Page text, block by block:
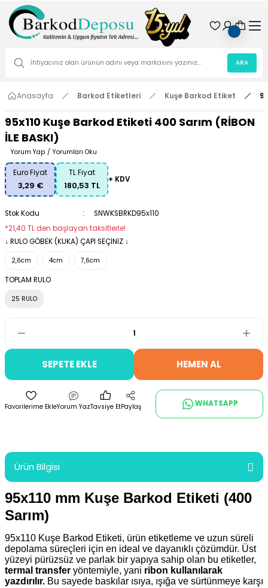
ARA
Anasayfa Barkod Etiketleri Kuşe Barkod Etiket
95x110 Kuşe Barkod Etiketi 400 Sarım (RİBON
İLE BASKI)
Yorum Yap / Yorumları Oku
Euro Fiyat
3,29 €
TL Fiyat
180,53 TL
+ KDV
Stok Kodu
SNWKSBRKD95x110
*21,40 TL den başlayan taksitlerle!
↓ RULO GÖBEK (KUKA) ÇAPI SEÇİNİZ ↓
2,6cm 4cm 7,6cm
TOPLAM RULO
25 RULO
SEPETE EKLE HEMEN AL
Yorum YazTavsiye EtPaylaş WHATSAPP
Ürün Bilgisi
95x110 mm Kuşe Barkod Etiketi (400
Sarım)
95x110 Kuşe Barkod Etiketi, ürün etiketleme ve uzun süreli
depolama süreçleri için en ideal ve dayanıklı çözümdür. Üst
yüzeyi pürüzsüz ve parlak bir yapıya sahip olan bu etiketler,
termal transfer yöntemiyle, yani ribon kullanılarak
yazdırılır. Bu sayede baskılar ısıya, ışığa ve sürtünmeye karşı